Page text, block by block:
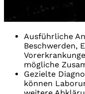
Ausführliche
Beschwerden,
mögliche
Gezielte
können